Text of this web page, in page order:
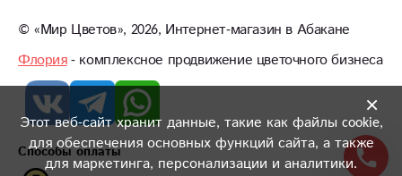
Этот веб-сайт хранит данные, такие как файлы cookie,
для обеспечения основных функций сайта, а также
для маркетинга, персонализации и аналитики.
×
© «Мир Цветов», 2026, Интернет-магазин в Абакане
Флория- комплексное продвижение цветочного бизнеса
Способы оплаты